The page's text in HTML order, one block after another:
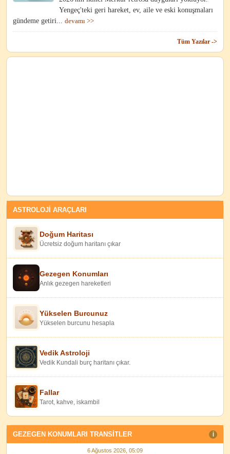
Yengeç'teki geri hareket, ev, aile ve eski konuşmaları
gündeme getiri... devamı >>
Tüm Yazılar ->
ASTROLOJİ ARAÇLARI
Doğum Haritası
Ücretsiz doğum haritanı çıkar
Gezegen Konumları
Anlık gezegen hareketleri
Yükselen Burcunuz
Yükselen burcunu hesapla
Vedik Astroloji
Vedik Kundali burç haritanı çıkar.
Fallar
Tarot, kahve, iskambil
GEZEGEN KONUMLARI TRANSITLER I
6 Ağustos 2026, 05:09